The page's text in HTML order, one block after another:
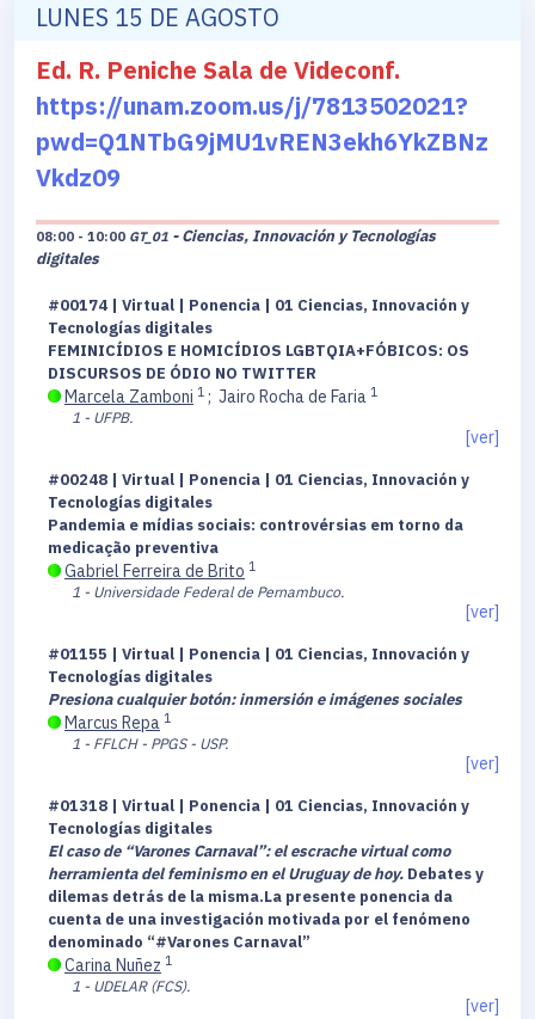
LUNES 15 DE AGOSTO
Ed. R. Peniche Sala de Videconf.
https://unam.zoom.us/j/7813502021?
pwd=Q1NTbG9jMU1vREN3ekh6YkZBNz
Vkdz09
08:00 - 10:00 GT_01 - Ciencias, Innovación y Tecnologías
digitales
#00174 | Virtual | Ponencia | 01 Ciencias, Innovación y
Tecnologías digitales
FEMINICÍDIOS E HOMICÍDIOS LGBTQIA+FÓBICOS: OS
DISCURSOS DE ÓDIO NO TWITTER
Marcela Zamboni 1 ; Jairo Rocha de Faria 1
1 - UFPB.
[ver]
#00248 | Virtual | Ponencia | 01 Ciencias, Innovación y
Tecnologías digitales
Pandemia e mídias sociais: controvérsias em torno da
medicação preventiva
Gabriel Ferreira de Brito 1
1 - Universidade Federal de Pernambuco.
[ver]
#01155 | Virtual | Ponencia | 01 Ciencias, Innovación y
Tecnologías digitales
Presiona cualquier botón: inmersión e imágenes sociales
Marcus Repa 1
1 - FFLCH - PPGS - USP.
[ver]
#01318 | Virtual | Ponencia | 01 Ciencias, Innovación y
Tecnologías digitales
El caso de “Varones Carnaval”: el escrache virtual como
herramienta del feminismo en el Uruguay de hoy. Debates y
dilemas detrás de la misma.La presente ponencia da
cuenta de una investigación motivada por el fenómeno
denominado “#Varones Carnaval”
Carina Nuñez 1
1 - UDELAR (FCS).
[ver]